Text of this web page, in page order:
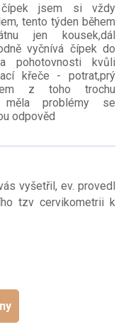
čípek jsem si vždy
tento týden během
jen kousek,dál
vyčnívá čípek do
pohotovnosti kvůli
křeče - potrat,prý
z toho trochu
měla problémy se
odpověd
vyšetřil, ev. provedl
tzv cervikometrii k